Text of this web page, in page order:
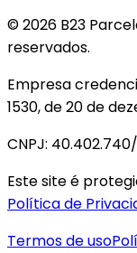
© 2026 B23
reservados.
Empresa
1530, de 20 de
CNPJ:
Este site é
Política de
Termos de uso